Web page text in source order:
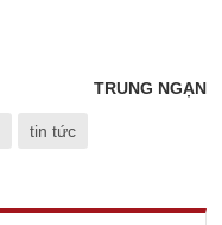
TRUNG NGẠN
tin tức